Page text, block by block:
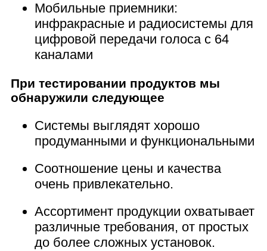
Мобильные приемники:
инфракрасные и радиосистемы для
цифровой передачи голоса с 64
каналами
При тестировании продуктов мы
обнаружили следующее
Системы выглядят хорошо
продуманными и функциональными
Соотношение цены и качества
очень привлекательно.
Ассортимент продукции охватывает
различные требования, от простых
до более сложных установок.